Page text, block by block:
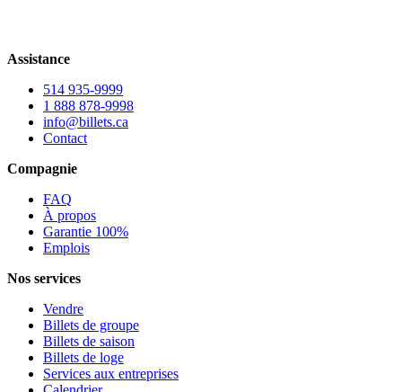
Assistance
514 935-9999
1 888 878-9998
info@billets.ca
Contact
Compagnie
FAQ
À propos
Garantie 100%
Emplois
Nos services
Vendre
Billets de groupe
Billets de saison
Billets de loge
Services aux entreprises